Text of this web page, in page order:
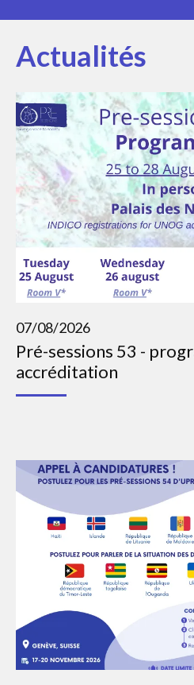
Actualités
07/08/2026
Pré-sessions 53 -
accréditation